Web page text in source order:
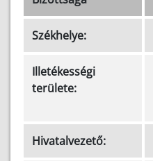
Székhelye:
Illetékességi
területe:
Hivatalvezető: